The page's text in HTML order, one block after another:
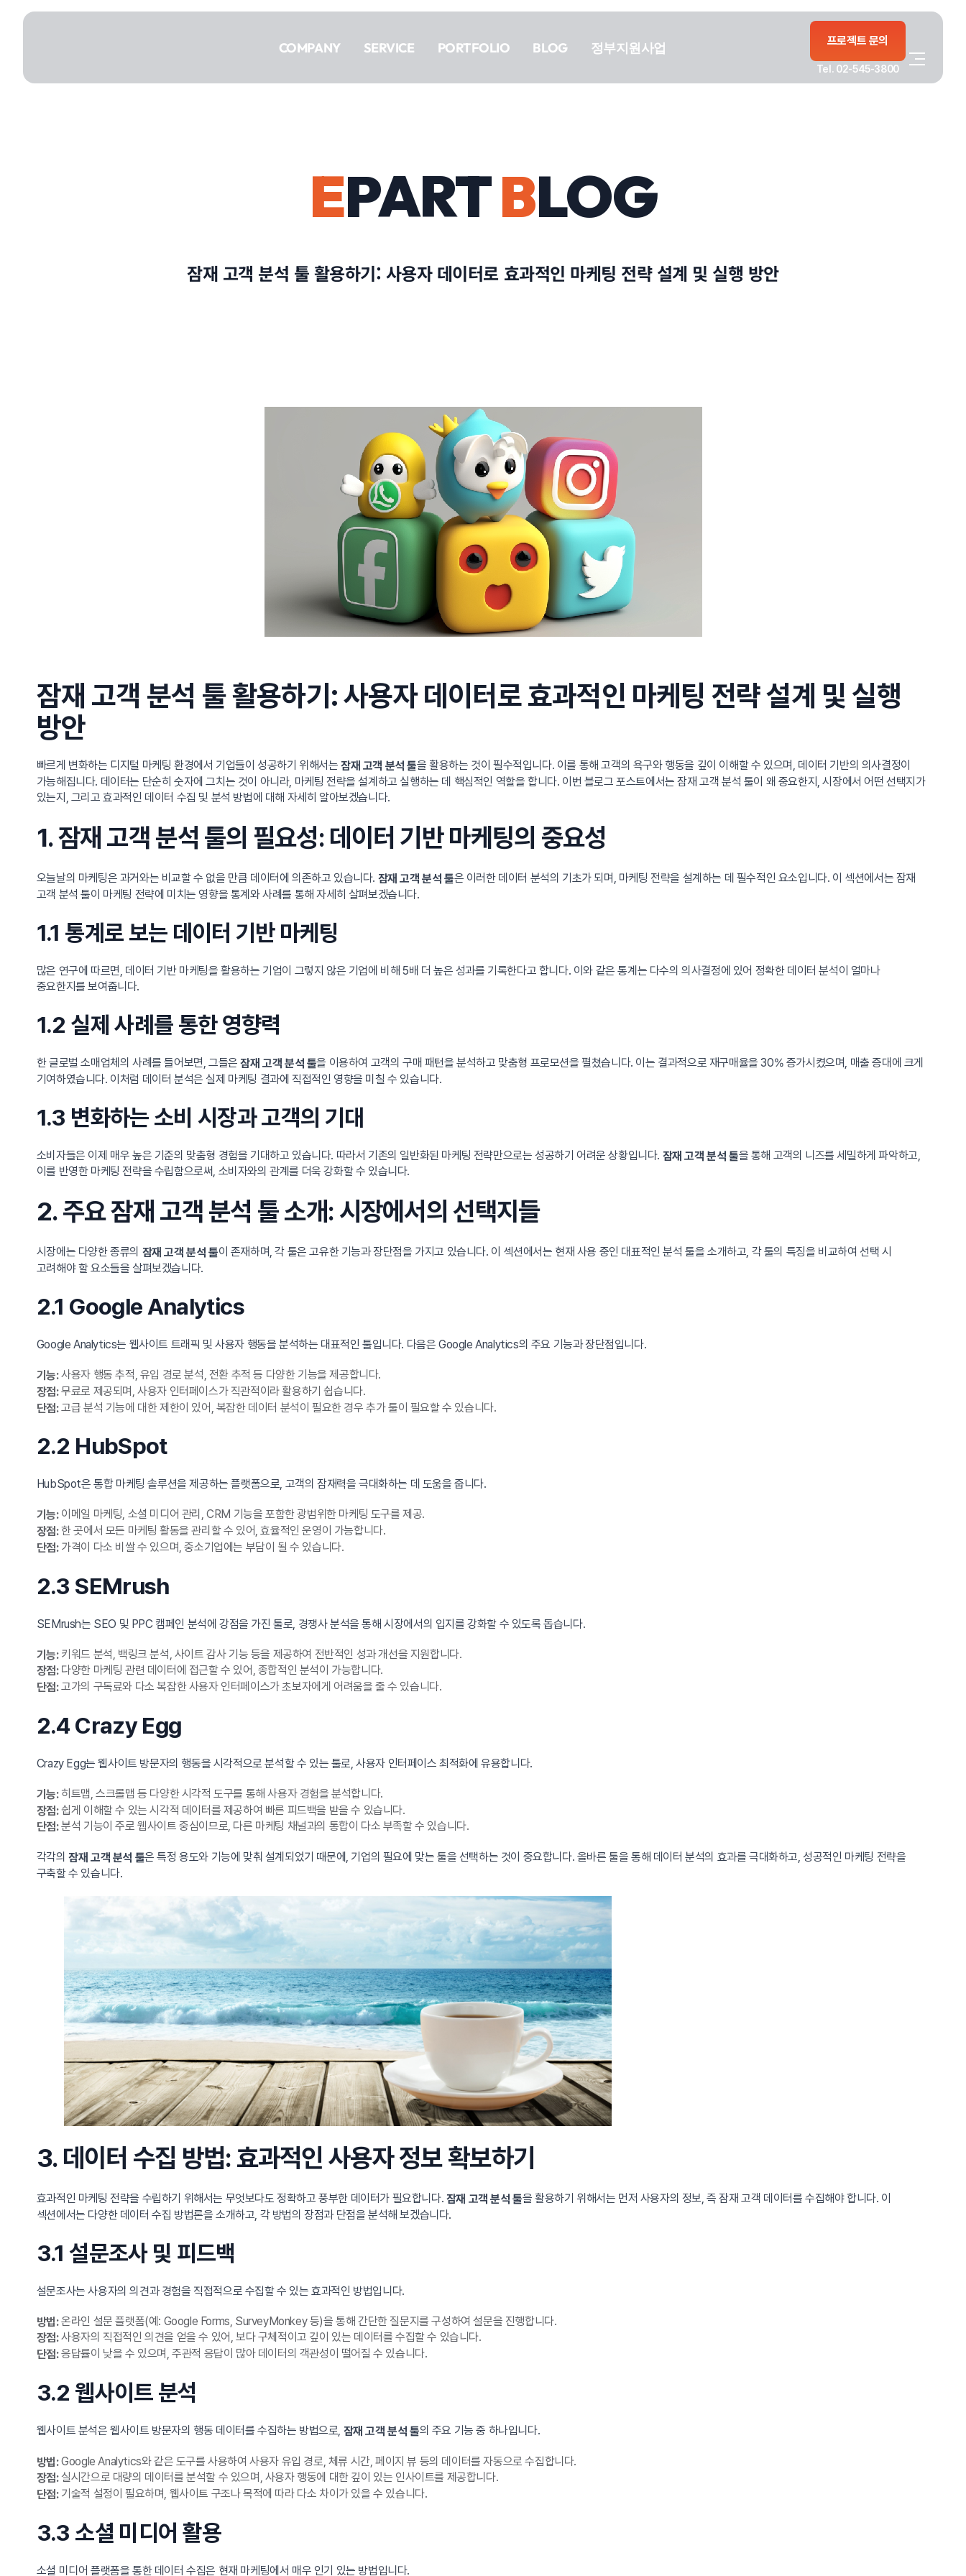
건너뛰기
COMPANY SERVICE PORTFOLIO BLOG 정부지원사업 프로젝트 문의
Tel. 02-545-3800
PORTFOLIO
EPARTBLOG
잠재 고객 분석 툴 활용하기: 사용자 데이터로 효과적인 마케팅 전략 설계 및 실행 방안
잠재 고객 분석 툴 활용하기: 사용자 데이터로 효과적인 마케팅 전략 설계 및 실행
방안
빠르게 변화하는 디지털 마케팅 환경에서 기업들이 성공하기 위해서는 잠재 고객 분석 툴을 활용하는 것이 필수적입니다. 이를 통해 고객의 욕구와 행동을 깊이 이해할 수 있으며, 데이터 기반의 의사결정이
가능해집니다. 데이터는 단순히 숫자에 그치는 것이 아니라, 마케팅 전략을 설계하고 실행하는 데 핵심적인 역할을 합니다. 이번 블로그 포스트에서는 잠재 고객 분석 툴이 왜 중요한지, 시장에서 어떤 선택지가
있는지, 그리고 효과적인 데이터 수집 및 분석 방법에 대해 자세히 알아보겠습니다.
1. 잠재 고객 분석 툴의 필요성: 데이터 기반 마케팅의 중요성
오늘날의 마케팅은 과거와는 비교할 수 없을 만큼 데이터에 의존하고 있습니다. 잠재 고객 분석 툴은 이러한 데이터 분석의 기초가 되며, 마케팅 전략을 설계하는 데 필수적인 요소입니다. 이 섹션에서는 잠재
고객 분석 툴이 마케팅 전략에 미치는 영향을 통계와 사례를 통해 자세히 살펴보겠습니다.
1.1 통계로 보는 데이터 기반 마케팅
많은 연구에 따르면, 데이터 기반 마케팅을 활용하는 기업이 그렇지 않은 기업에 비해 5배 더 높은 성과를 기록한다고 합니다. 이와 같은 통계는 다수의 의사결정에 있어 정확한 데이터 분석이 얼마나
중요한지를 보여줍니다.
1.2 실제 사례를 통한 영향력
한 글로벌 소매업체의 사례를 들어보면, 그들은잠재 고객 분석 툴을 이용하여 고객의 구매 패턴을 분석하고 맞춤형 프로모션을 펼쳤습니다. 이는 결과적으로 재구매율을 30% 증가시켰으며, 매출 증대에 크게
기여하였습니다. 이처럼 데이터 분석은 실제 마케팅 결과에 직접적인 영향을 미칠 수 있습니다.
1.3 변화하는 소비 시장과 고객의 기대
소비자들은 이제 매우 높은 기준의 맞춤형 경험을 기대하고 있습니다. 따라서 기존의 일반화된 마케팅 전략만으로는 성공하기 어려운 상황입니다. 잠재 고객 분석 툴을 통해 고객의 니즈를 세밀하게 파악하고,
이를 반영한 마케팅 전략을 수립함으로써, 소비자와의 관계를 더욱 강화할 수 있습니다.
2. 주요 잠재 고객 분석 툴 소개: 시장에서의 선택지들
시장에는 다양한 종류의 잠재 고객 분석 툴이 존재하며, 각 툴은 고유한 기능과 장단점을 가지고 있습니다. 이 섹션에서는 현재 사용 중인 대표적인 분석 툴을 소개하고, 각 툴의 특징을 비교하여 선택 시
고려해야 할 요소들을 살펴보겠습니다.
2.1 Google Analytics
Google Analytics는 웹사이트 트래픽 및 사용자 행동을 분석하는 대표적인 툴입니다. 다음은 Google Analytics의 주요 기능과 장단점입니다.
기능:사용자 행동 추적, 유입 경로 분석, 전환 추적 등 다양한 기능을 제공합니다.
장점:무료로 제공되며, 사용자 인터페이스가 직관적이라 활용하기 쉽습니다.
단점:고급 분석 기능에 대한 제한이 있어, 복잡한 데이터 분석이 필요한 경우 추가 툴이 필요할 수 있습니다.
2.2 HubSpot
HubSpot은 통합 마케팅 솔루션을 제공하는 플랫폼으로, 고객의 잠재력을 극대화하는 데 도움을 줍니다.
기능:이메일 마케팅, 소셜 미디어 관리, CRM 기능을 포함한 광범위한 마케팅 도구를 제공.
장점:한 곳에서 모든 마케팅 활동을 관리할 수 있어, 효율적인 운영이 가능합니다.
단점:가격이 다소 비쌀 수 있으며, 중소기업에는 부담이 될 수 있습니다.
2.3 SEMrush
SEMrush는 SEO 및 PPC 캠페인 분석에 강점을 가진 툴로, 경쟁사 분석을 통해 시장에서의 입지를 강화할 수 있도록 돕습니다.
기능:키워드 분석, 백링크 분석, 사이트 감사 기능 등을 제공하여 전반적인 성과 개선을 지원합니다.
장점:다양한 마케팅 관련 데이터에 접근할 수 있어, 종합적인 분석이 가능합니다.
단점:고가의 구독료와 다소 복잡한 사용자 인터페이스가 초보자에게 어려움을 줄 수 있습니다.
2.4 Crazy Egg
Crazy Egg는 웹사이트 방문자의 행동을 시각적으로 분석할 수 있는 툴로, 사용자 인터페이스 최적화에 유용합니다.
기능:히트맵, 스크롤맵 등 다양한 시각적 도구를 통해 사용자 경험을 분석합니다.
장점:쉽게 이해할 수 있는 시각적 데이터를 제공하여 빠른 피드백을 받을 수 있습니다.
단점:분석 기능이 주로 웹사이트 중심이므로, 다른 마케팅 채널과의 통합이 다소 부족할 수 있습니다.
각각의잠재 고객 분석 툴은 특정 용도와 기능에 맞춰 설계되었기 때문에, 기업의 필요에 맞는 툴을 선택하는 것이 중요합니다. 올바른 툴을 통해 데이터 분석의 효과를 극대화하고, 성공적인 마케팅 전략을
구축할 수 있습니다.
3. 데이터 수집 방법: 효과적인 사용자 정보 확보하기
효과적인 마케팅 전략을 수립하기 위해서는 무엇보다도 정확하고 풍부한 데이터가 필요합니다. 잠재 고객 분석 툴을 활용하기 위해서는 먼저 사용자의 정보, 즉 잠재 고객 데이터를 수집해야 합니다. 이
섹션에서는 다양한 데이터 수집 방법론을 소개하고, 각 방법의 장점과 단점을 분석해 보겠습니다.
3.1 설문조사 및 피드백
설문조사는 사용자의 의견과 경험을 직접적으로 수집할 수 있는 효과적인 방법입니다.
방법:온라인 설문 플랫폼(예: Google Forms, SurveyMonkey 등)을 통해 간단한 질문지를 구성하여 설문을 진행합니다.
장점:사용자의 직접적인 의견을 얻을 수 있어, 보다 구체적이고 깊이 있는 데이터를 수집할 수 있습니다.
단점:응답률이 낮을 수 있으며, 주관적 응답이 많아 데이터의 객관성이 떨어질 수 있습니다.
3.2 웹사이트 분석
웹사이트 분석은 웹사이트 방문자의 행동 데이터를 수집하는 방법으로, 잠재 고객 분석 툴의 주요 기능 중 하나입니다.
방법:Google Analytics와 같은 도구를 사용하여 사용자 유입 경로, 체류 시간, 페이지 뷰 등의 데이터를 자동으로 수집합니다.
장점:실시간으로 대량의 데이터를 분석할 수 있으며, 사용자 행동에 대한 깊이 있는 인사이트를 제공합니다.
단점:기술적 설정이 필요하며, 웹사이트 구조나 목적에 따라 다소 차이가 있을 수 있습니다.
3.3 소셜 미디어 활용
소셜 미디어 플랫폼을 통한 데이터 수집은 현재 마케팅에서 매우 인기 있는 방법입니다.